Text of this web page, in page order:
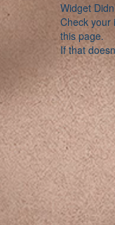
Widget
Check your
this page.
If that